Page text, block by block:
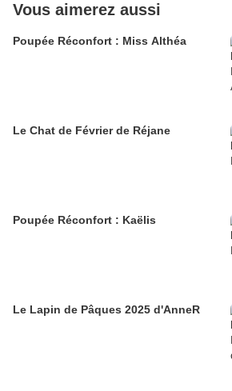
Vous aimerez aussi
Poupée Réconfort : Miss Althéa
Le Chat de Février de Réjane
Poupée Réconfort : Kaëlis
Le Lapin de Pâques 2025 d'AnneR